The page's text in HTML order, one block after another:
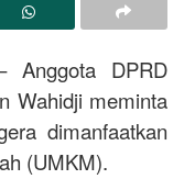
Anggota DPRD
Wahidji meminta
dimanfaatkan
(UMKM).